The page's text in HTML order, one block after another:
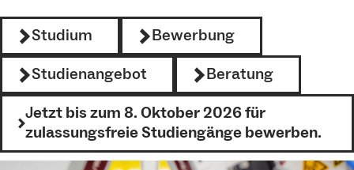
Studium
Bewerbung
Studienangebot
Beratung
Jetzt bis zum 8. Oktober 2026 für
zulassungsfreie Studiengänge bewerben.